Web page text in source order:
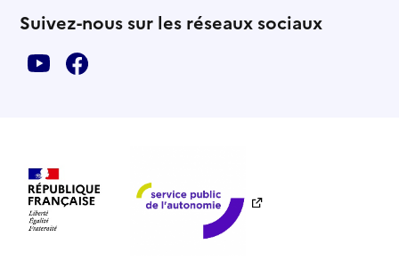
Suivez-nous sur les réseaux sociaux